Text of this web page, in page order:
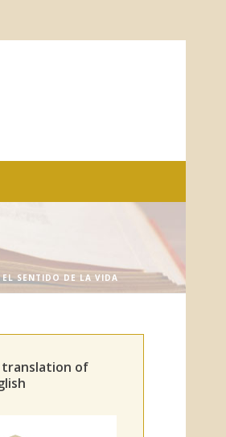
SENTIDO DE LA VIDA
translation of